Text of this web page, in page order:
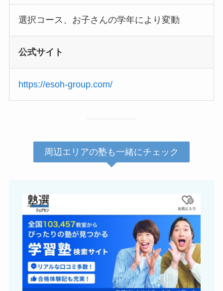
選択コース、お子さんの学年により変動
公式サイト
https://esoh-group.com/
周辺エリアの塾も一緒にチェック